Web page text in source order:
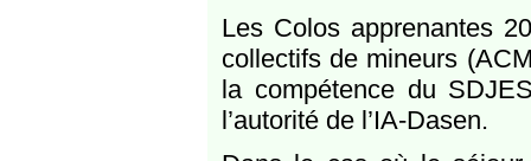
Les Colos apprenantes
collectifs de mineurs
la compétence du
l’autorité de l’IA-Dasen.